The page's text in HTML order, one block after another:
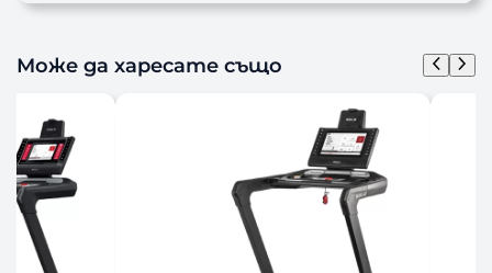
Може да харесате също